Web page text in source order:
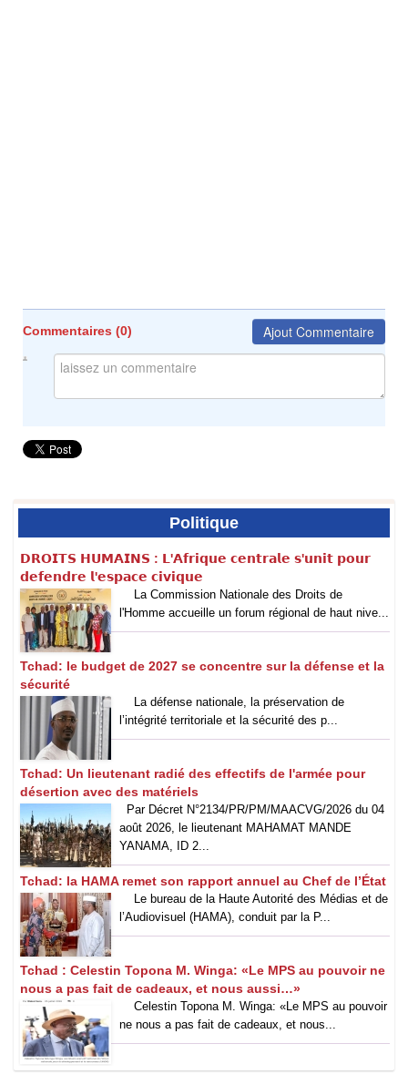
Commentaires (0) Ajout Commentaire
Politique
𝗗𝗥𝗢𝗜𝗧𝗦 𝗛𝗨𝗠𝗔𝗜𝗡𝗦 : 𝗟'𝗔𝗳𝗿𝗶𝗾𝘂𝗲 𝗰𝗲𝗻𝘁𝗿𝗮𝗹𝗲 𝘀'𝘂𝗻𝗶𝘁 𝗽𝗼𝘂𝗿
𝗱𝗲𝗳𝗲𝗻𝗱𝗿𝗲 𝗹'𝗲𝘀𝗽𝗮𝗰𝗲 𝗰𝗶𝘃𝗶𝗾𝘂𝗲
La Commission Nationale des Droits de
l'Homme accueille un forum régional de haut nive...
Tchad: le budget de 2027 se concentre sur la défense et la
sécurité
La défense nationale, la préservation de
l’intégrité territoriale et la sécurité des p...
Tchad: Un lieutenant radié des effectifs de l'armée pour
désertion avec des matériels
Par Décret N°2134/PR/PM/MAACVG/2026 du 04
août 2026, le lieutenant MAHAMAT MANDE
YANAMA, ID 2...
Tchad: la HAMA remet son rapport annuel au Chef de l’État
Le bureau de la Haute Autorité des Médias et de
l’Audiovisuel (HAMA), conduit par la P...
Tchad : Celestin Topona M. Winga: «Le MPS au pouvoir ne
nous a pas fait de cadeaux, et nous aussi…»
‎Celestin Topona M. Winga: «Le MPS au pouvoir
ne nous a pas fait de cadeaux, et nous...